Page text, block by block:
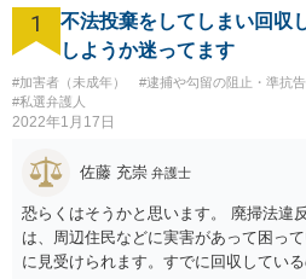
1
不法投棄をしてしまい回収
しようか迷ってます
#加害者（未成年） #逮捕や勾留の阻止・準抗告
#私選弁護人
2022年1月17日
佐藤 充崇 弁護士
恐らくはそうかと思います。 廃掃法違
は、周辺住民などに実害があって困っ
に見受けられます。すでに回収してい